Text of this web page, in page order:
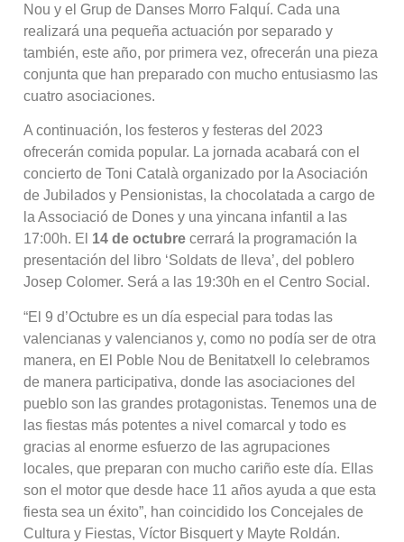
Nou y el Grup de Danses Morro Falquí. Cada una
realizará una pequeña actuación por separado y
también, este año, por primera vez, ofrecerán una pieza
conjunta que han preparado con mucho entusiasmo las
cuatro asociaciones.
A continuación, los festeros y festeras del 2023
ofrecerán comida popular. La jornada acabará con el
concierto de Toni Català organizado por la Asociación
de Jubilados y Pensionistas, la chocolatada a cargo de
la Associació de Dones y una yincana infantil a las
17:00h. El 14 de octubre cerrará la programación la
presentación del libro ‘Soldats de lleva’, del poblero
Josep Colomer. Será a las 19:30h en el Centro Social.
“El 9 d’Octubre es un día especial para todas las
valencianas y valencianos y, como no podía ser de otra
manera, en El Poble Nou de Benitatxell lo celebramos
de manera participativa, donde las asociaciones del
pueblo son las grandes protagonistas. Tenemos una de
las fiestas más potentes a nivel comarcal y todo es
gracias al enorme esfuerzo de las agrupaciones
locales, que preparan con mucho cariño este día. Ellas
son el motor que desde hace 11 años ayuda a que esta
fiesta sea un éxito”, han coincidido los Concejales de
Cultura y Fiestas, Víctor Bisquert y Mayte Roldán.